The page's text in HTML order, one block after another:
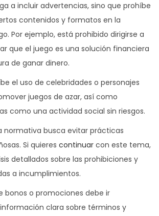
a incluir advertencias, sino que prohíbe
contenidos y formatos en la
Por ejemplo, está prohibido dirigirse a
que el juego es una solución financiera
de ganar dinero.
el uso de celebridades o personajes
juegos de azar, así como
como una actividad social sin riesgos.
normativa busca evitar prácticas
Si quieres continuar con este tema,
detallados sobre las prohibiciones y
a incumplimientos.
bonos o promociones debe ir
clara sobre términos y